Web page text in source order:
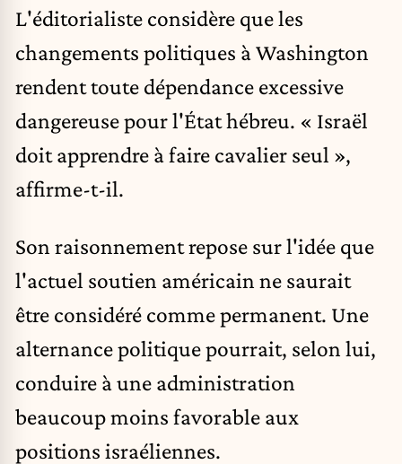
L'éditorialiste considère que les
changements politiques à Washington
rendent toute dépendance excessive
dangereuse pour l'État hébreu. « Israël
doit apprendre à faire cavalier seul »,
affirme-t-il.
Son raisonnement repose sur l'idée que
l'actuel soutien américain ne saurait
être considéré comme permanent. Une
alternance politique pourrait, selon lui,
conduire à une administration
beaucoup moins favorable aux
positions israéliennes.